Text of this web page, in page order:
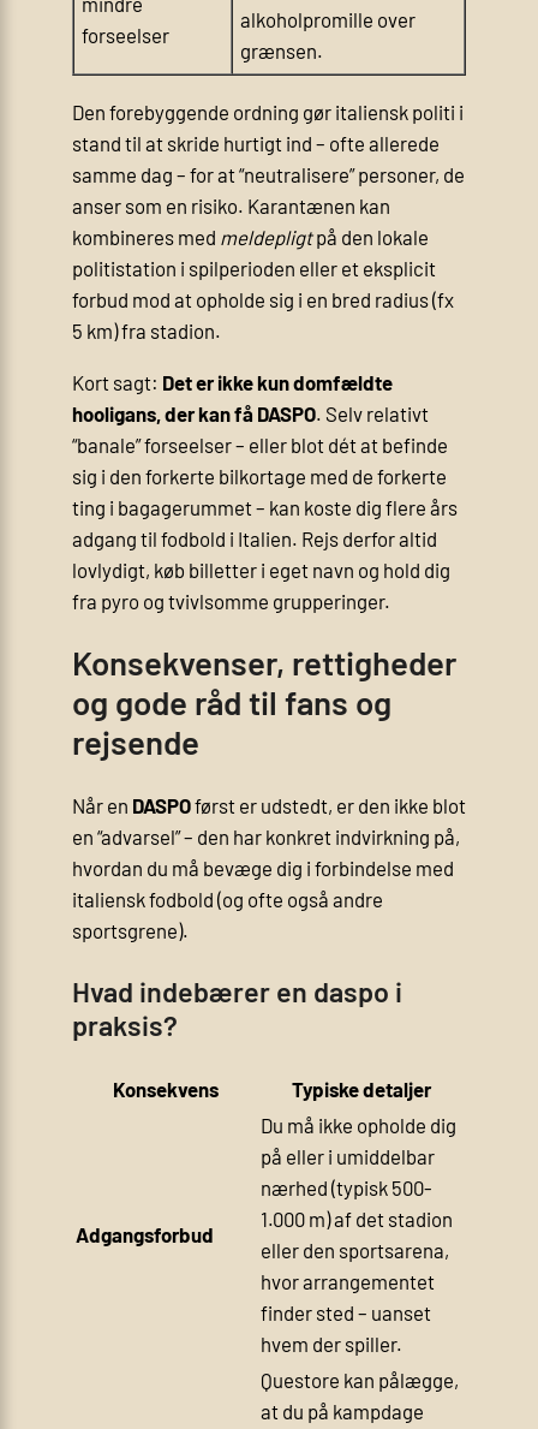
forseelser
alkoholpromille over
grænsen.
Den forebyggende ordning gør italiensk politi i
stand til at skride hurtigt ind – ofte allerede
samme dag – for at “neutralisere” personer, de
anser som en risiko. Karantænen kan
kombineres med meldepligtpå den lokale
politistation i spilperioden eller et eksplicit
forbud mod at opholde sig i en bred radius (fx
5 km) fra stadion.
Kort sagt: Det er ikke kun domfældte
hooligans, der kan få DASPO. Selv relativt
“banale” forseelser – eller blot dét at befinde
sig i den forkerte bilkortage med de forkerte
ting i bagagerummet – kan koste dig flere års
adgang til fodbold i Italien. Rejs derfor altid
lovlydigt, køb billetter i eget navn og hold dig
fra pyro og tvivlsomme grupperinger.
Konsekvenser, rettigheder
og gode råd til fans og
rejsende
Når en DASPOførst er udstedt, er den ikke blot
en “advarsel” – den har konkret indvirkning på,
hvordan du må bevæge dig i forbindelse med
italiensk fodbold (og ofte også andre
sportsgrene).
Hvad indebærer en daspo i
praksis?
Konsekvens Typiske detaljer
Adgangsforbud
Du må ikke opholde dig
på eller i umiddelbar
nærhed (typisk 500-
1.000 m) af det stadion
eller den sportsarena,
hvor arrangementet
finder sted – uanset
hvem der spiller.
Questore kan pålægge,
at du på kampdage